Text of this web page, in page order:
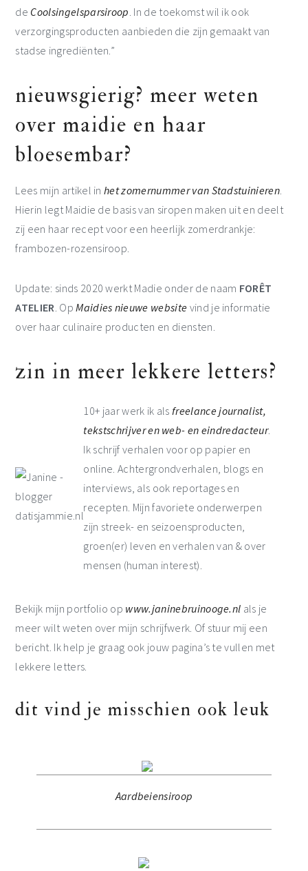
de Coolsingelsparsiroop . In de toekomst wil ik ook
verzorgingsproducten aanbieden die zijn gemaakt van
stadse ingrediënten.”
nieuwsgierig? meer weten
over maidie en haar
bloesembar?
Lees mijn artikel inhet zomernummer van Stadstuinieren
Hierin legt Maidie de basis van siropen maken uit en deelt
zij een haar recept voor een heerlijk zomerdrankje:
frambozen-rozensiroop.
Update: sinds 2020 werkt Madie onder de naam FORÊT
ATELIER . OpMaidies nieuwe website vind je informatie
over haar culinaire producten en diensten.
zin in meer lekkere letters?
10+ jaar werk ik als freelance journalist,
tekstschrijver en web- en eindredacteur.
Ik schrijf verhalen voor op papier en
online. Achtergrondverhalen, blogs en
interviews, als ook reportages en
recepten. Mijn favoriete onderwerpen
zijn streek- en seizoensproducten,
groen(er) leven en verhalen van & over
mensen (human interest).
Bekijk mijn portfolio op www.janinebruinooge.nl als je
meer wilt weten over mijn schrijfwerk. Of stuur mij een
bericht. Ik help je graag ook jouw pagina’s te vullen met
lekkere letters.
dit vind je misschien ook leuk
Aardbeiensiroop